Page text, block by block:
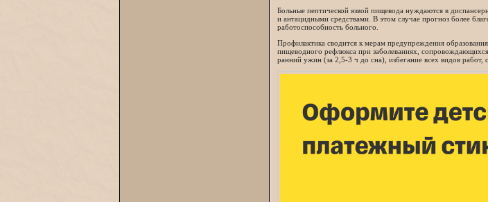
Больные пептической язвой пищевода нуждаются в
и антацидными средствами. В этом случае прогноз более
работоспособность больного.
Профилактика сводится к мерам предупреждения
пищеводного рефлюкса при заболеваниях, сопровождающихся
ранний ужин (за 2,5-3 ч до сна), избегание всех видов работ,